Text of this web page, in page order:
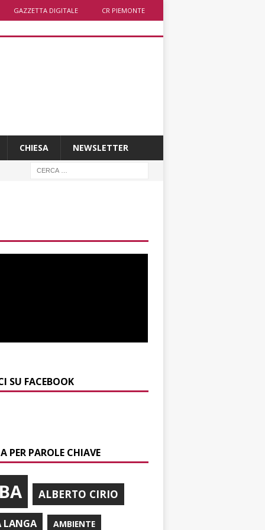
GAZZETTA DIGITALE CR PIEMONTE
CHIESA NEWSLETTER
SU FACEBOOK
PER PAROLE CHIAVE
ALBERTO CIRIO
LANGA AMBIENTE